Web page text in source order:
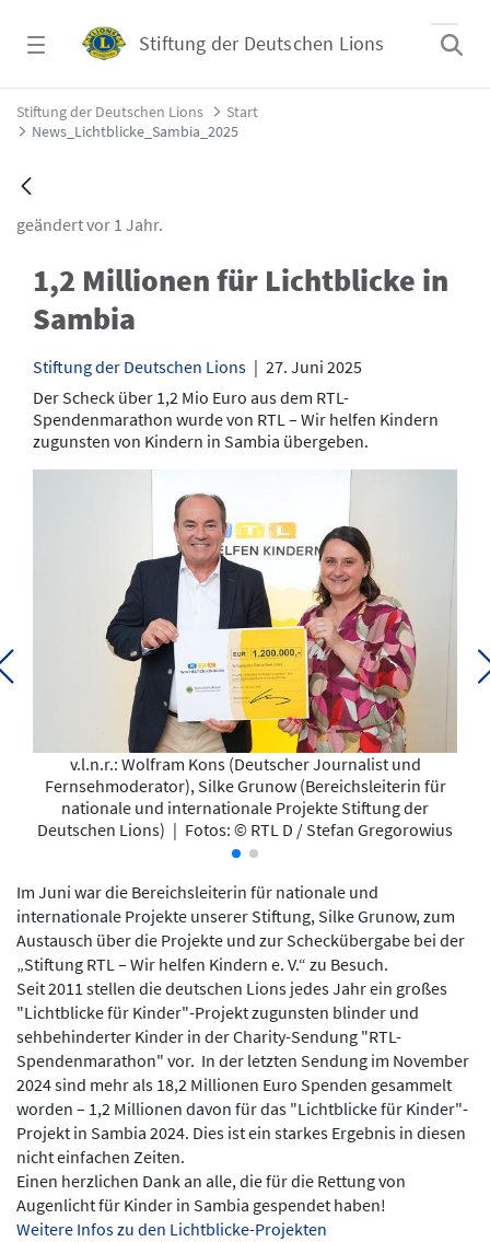
Stiftung der Deutschen Lions
News_Lichtblicke_Sambia_2025 - Stiftung
Stiftung der Deutschen Lions
Start
News_Lichtblicke_Sambia_2025
geändert vor 1 Jahr.
1,2 Millionen für Lichtblicke in
Sambia
Stiftung der Deutschen Lions | 27. Juni 2025
Der Scheck über 1,2 Mio Euro aus dem RTL-
Spendenmarathon wurde von RTL – Wir helfen Kindern
zugunsten von Kindern in Sambia übergeben.
v.l.n.r.: Wolfram Kons (Deutscher Journalist und
Fernsehmoderator), Silke Grunow (Bereichsleiterin für
nationale und internationale Projekte Stiftung der
Deutschen Lions) | Fotos: © RTL D / Stefan Gregorowius
Im Juni war die Bereichsleiterin für nationale und
internationale Projekte unserer Stiftung, Silke Grunow, zum
Austausch über die Projekte und zur Scheckübergabe bei der
„Stiftung RTL – Wir helfen Kindern e. V.“ zu Besuch.
Seit 2011 stellen die deutschen Lions jedes Jahr ein großes
"Lichtblicke für Kinder"-Projekt zugunsten blinder und
sehbehinderter Kinder in der Charity-Sendung "RTL-
Spendenmarathon" vor. In der letzten Sendung im November
2024 sind mehr als 18,2 Millionen Euro Spenden gesammelt
worden – 1,2 Millionen davon für das "Lichtblicke für Kinder"-
Projekt in Sambia 2024. Dies ist ein starkes Ergebnis in diesen
nicht einfachen Zeiten.
Einen herzlichen Dank an alle, die für die Rettung von
Augenlicht für Kinder in Sambia gespendet haben!
Weitere Infos zu den Lichtblicke-Projekten